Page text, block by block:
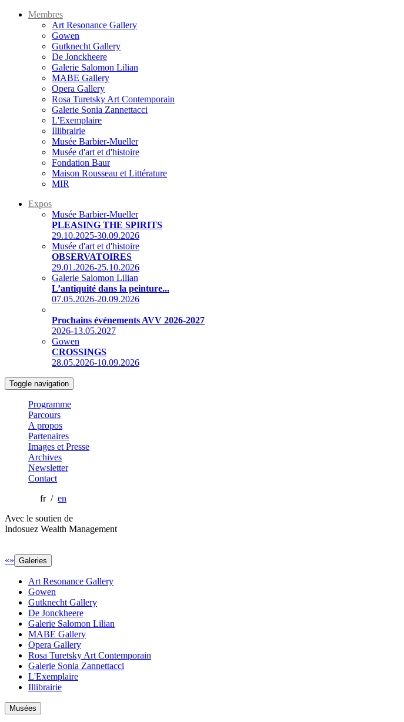
Membres
Art Resonance Gallery
Gowen
Gutknecht Gallery
De Jonckheere
Galerie Salomon Lilian
MABE Gallery
Opera Gallery
Rosa Turetsky Art Contemporain
Galerie Sonia Zannettacci
L'Exemplaire
Illibrairie
Musée Barbier-Mueller
Musée d'art et d'histoire
Fondation Baur
Maison Rousseau et Littérature
MIR
Expos
Musée Barbier-Mueller
PLEASING THE SPIRITS
29.10.2025-30.09.2026
Musée d'art et d'histoire
OBSERVATOIRES
29.01.2026-25.10.2026
Galerie Salomon Lilian
L’antiquité dans la peinture...
07.05.2026-20.09.2026
Prochains événements AVV 2026-2027
2026-13.05.2027
Gowen
CROSSINGS
28.05.2026-10.09.2026
Toggle navigation
Programme
Parcours
A propos
Partenaires
Images et Presse
Archives
Newsletter
Contact
fr / en
Avec le soutien de
Indosuez Wealth Management
«» Galeries
Art Resonance Gallery
Gowen
Gutknecht Gallery
De Jonckheere
Galerie Salomon Lilian
MABE Gallery
Opera Gallery
Rosa Turetsky Art Contemporain
Galerie Sonia Zannettacci
L'Exemplaire
Illibrairie
Musées